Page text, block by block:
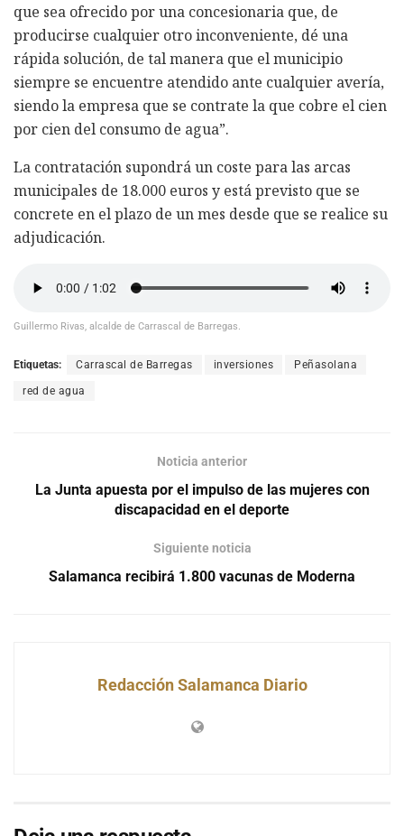
que sea ofrecido por una concesionaria que, de
producirse cualquier otro inconveniente, dé una
rápida solución, de tal manera que el municipio
siempre se encuentre atendido ante cualquier avería,
siendo la empresa que se contrate la que cobre el cien
por cien del consumo de agua”.
La contratación supondrá un coste para las arcas
municipales de 18.000 euros y está previsto que se
concrete en el plazo de un mes desde que se realice su
adjudicación.
Guillermo Rivas, alcalde de Carrascal de Barregas.
Etiquetas: Carrascal de Barregas inversiones Peñasolana
red de agua
Noticia anterior
La Junta apuesta por el impulso de las mujeres con
discapacidad en el deporte
Siguiente noticia
Salamanca recibirá 1.800 vacunas de Moderna
Redacción Salamanca Diario